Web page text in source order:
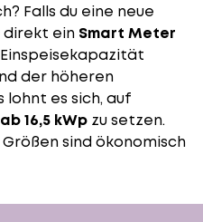
Falls du eine neue
direkt ein Smart Meter
der höheren
lohnt es sich, auf
16,5 kWp zu setzen.
sind ökonomisch